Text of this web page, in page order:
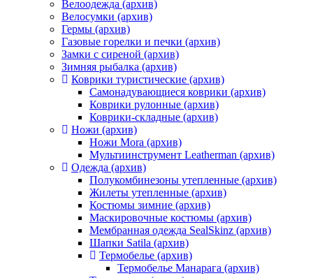
Велоодежда (архив)
Велосумки (архив)
Гермы (архив)
Газовые горелки и печки (архив)
Замки с сиреной (архив)
Зимняя рыбалка (архив)
Коврики туристические (архив)
Самонадувающиеся коврики (архив)
Коврики рулонные (архив)
Коврики-складные (архив)
Ножи (архив)
Ножи Mora (архив)
Мультиинструмент Leatherman (архив)
Одежда (архив)
Полукомбинезоны утепленные (архив)
Жилеты утепленные (архив)
Костюмы зимние (архив)
Маскировочные костюмы (архив)
Мембранная одежда SealSkinz (архив)
Шапки Satila (архив)
Термобелье (архив)
Термобелье Манарага (архив)